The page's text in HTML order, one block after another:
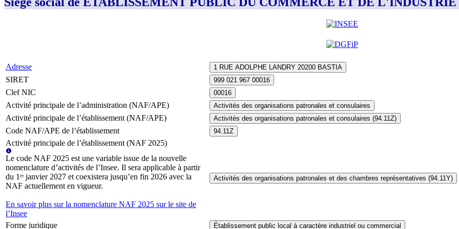
Adresse 1 RUE ADOLPHE LANDRY 20200 BASTIA
SIRET 999 021 967 00016
Clef NIC 00016
Activité principale de l’administration (NAF/APE) Activités des organisations patronales et consulaires
Activité principale de l’établissement (NAF/APE) Activités des organisations patronales et consulaires (94.11Z)
Code NAF/APE de l’établissement 94.11Z
Activité principale de l’établissement (NAF 2025)
Le code NAF 2025 est une variable issue de la nouvelle
nomenclature d’activités de l’Insee. Il sera applicable à partir
du 1ᵉʳ janvier 2027 et coexistera jusqu’en fin 2026 avec la
NAF actuellement en vigueur.
En savoir plus sur la nomenclature NAF 2025 sur le site de
l’Insee
Activités des organisations patronales et des chambres représentatives (94.11Y)
Forme juridique Établissement public local à caractère industriel ou commercial